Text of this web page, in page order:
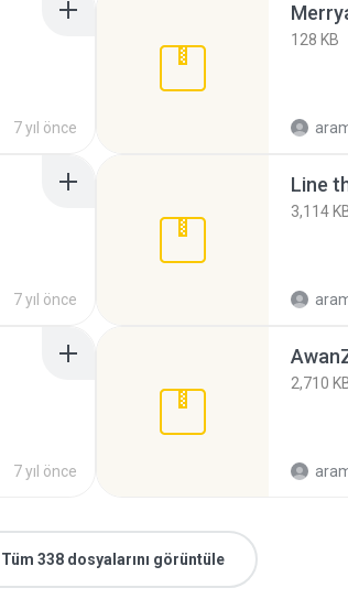
7 yıl önce
128 KB
7 yıl önce
Line
3,114
7 yıl önce
2,710
Tüm 338 dosyalarını görüntüle